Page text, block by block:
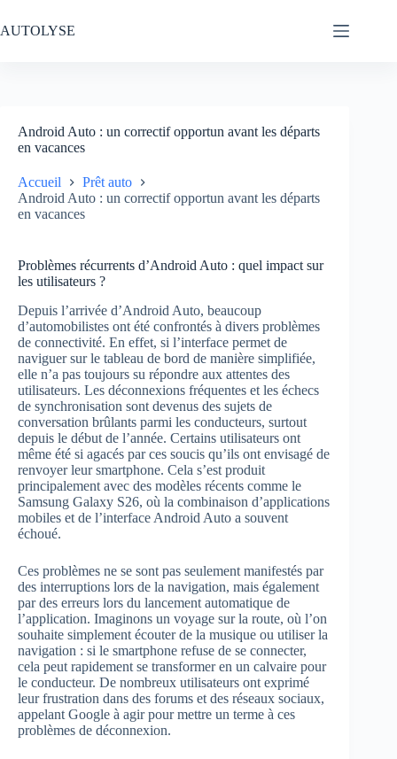
au
contenu
AUTOLYSE
Android Auto : un correctif opportun avant les départs
en vacances
Accueil
Prêt auto
Android Auto : un correctif opportun avant les départs
en vacances
Problèmes récurrents d’Android Auto : quel impact sur
les utilisateurs ?
Depuis l’arrivée d’Android Auto, beaucoup
d’automobilistes ont été confrontés à divers problèmes
de connectivité. En effet, si l’interface permet de
naviguer sur le tableau de bord de manière simplifiée,
elle n’a pas toujours su répondre aux attentes des
utilisateurs. Les déconnexions fréquentes et les échecs
de synchronisation sont devenus des sujets de
conversation brûlants parmi les conducteurs, surtout
depuis le début de l’année. Certains utilisateurs ont
même été si agacés par ces soucis qu’ils ont envisagé de
renvoyer leur smartphone. Cela s’est produit
principalement avec des modèles récents comme le
Samsung Galaxy S26, où la combinaison d’applications
mobiles et de l’interface Android Auto a souvent
échoué.
Ces problèmes ne se sont pas seulement manifestés par
des interruptions lors de la navigation, mais également
par des erreurs lors du lancement automatique de
l’application. Imaginons un voyage sur la route, où l’on
souhaite simplement écouter de la musique ou utiliser la
navigation : si le smartphone refuse de se connecter,
cela peut rapidement se transformer en un calvaire pour
le conducteur. De nombreux utilisateurs ont exprimé
leur frustration dans des forums et des réseaux sociaux,
appelant Google à agir pour mettre un terme à ces
problèmes de déconnexion.